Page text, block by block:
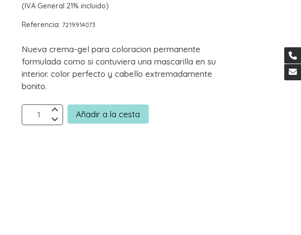
(IVA General 21% incluido)
Referencia:7219914073
Nueva crema-gel para coloracion permanente
formulada como si contuviera una mascarilla en su
interior. color perfecto y cabello extremadamente
bonito.
Añadir a la cesta